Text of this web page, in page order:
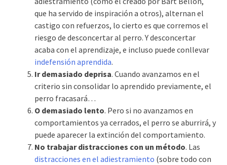
que ha servido de inspiración a otros), alternan el
castigo con refuerzos, lo cierto es que corremos el
riesgo de desconcertar al perro. Y desconcertar
acaba con el aprendizaje, e incluso puede conllevar
indefensión aprendida.
Ir demasiado deprisa. Cuando avanzamos en el
criterio sin consolidar lo aprendido previamente, el
perro fracasará…
O demasiado lento. Pero si no avanzamos en
comportamientos ya cerrados, el perro se aburrirá, y
puede aparecer la extinción del comportamiento.
No trabajar distracciones con un método. Las
distracciones en el adiestramiento (sobre todo con